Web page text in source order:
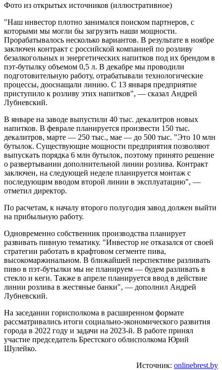
Фото из открытых источников (иллюстративное)
"Наш инвестор плотно занимался поиском партнеров, с
которыми мы могли бы загрузить наши мощности.
Прорабатывалось несколько вариантов. В результате в ноябре
заключен контракт с российской компанией по розливу
безалкогольных и энергетических напитков под их брендом в
пэт-бутылку объемом 0,5 л. В декабре мы проводили
подготовительную работу, отрабатывали технологические
процессы, дооснащали линию. С 13 января предприятие
приступило к розливу этих напитков", — сказал Андрей
Лубневский.
В январе на заводе выпустили 40 тыс. декалитров новых
напитков. В феврале планируется произвести 150 тыс.
декалитров, марте — 250 тыс., мае — до 500 тыс. "Это 10 млн
бутылок. Существующие мощности предприятия позволяют
выпускать порядка 6 млн бутылок, поэтому принято решение
о развертывании дополнительной линии розлива. Контракт
заключен, на следующей неделе планируется монтаж с
последующим вводом второй линии в эксплуатацию", —
отметил директор.
По расчетам, к началу второго полугодия завод должен выйти
на прибыльную работу.
Одновременно собственник производства планирует
развивать пивную тематику. "Инвестор не отказался от своей
стратегии работать в крафтовом сегменте пива,
высокомаржинальном. В ближайшей перспективе разливать
пиво в пэт-бутылки мы не планируем — будем разливать в
стекло и кеги. Также в апреле планируется ввод в действие
линии розлива в жестяные банки", — дополнил Андрей
Лубневский.
На заседании горисполкома в расширенном формате
рассматривались итоги социально-экономического развития
города в 2022 году и задачи на 2023-й. В работе принял
участие председатель Брестского облисполкома Юрий
Шулейко.
Источник: onlinebrest.by